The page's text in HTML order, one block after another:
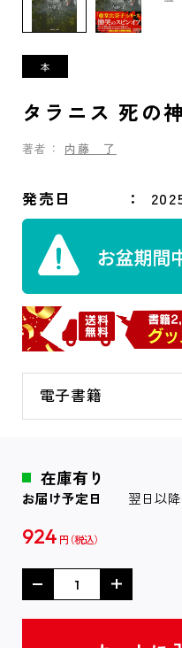
タラニス 死の
著者： 内藤 了
発売日
電子書籍
在庫有り
お届け予定日 翌日以
924 円